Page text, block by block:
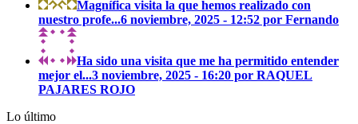
Magnífica visita la que hemos realizado con
nuestro profe...6 noviembre, 2025 - 12:52 por Fernando
Ha sido una visita que me ha permitido entender
mejor el...3 noviembre, 2025 - 16:20 por RAQUEL
PAJARES ROJO
Lo último